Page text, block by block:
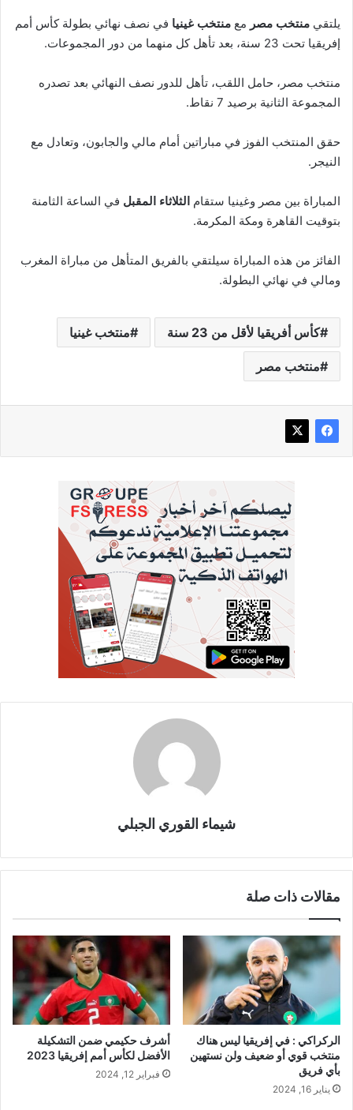
يلتقي منتخب مصر مع منتخب غينيا في نصف نهائي بطولة كأس أمم
إفريقيا تحت 23 سنة، بعد تأهل كل منهما من دور المجموعات.
منتخب مصر، حامل اللقب، تأهل للدور نصف النهائي بعد تصدره
المجموعة الثانية برصيد 7 نقاط.
حقق المنتخب الفوز في مباراتين أمام مالي والجابون، وتعادل مع
النيجر.
المباراة بين مصر وغينيا ستقام الثلاثاء المقبل في الساعة الثامنة
بتوقيت القاهرة ومكة المكرمة.
الفائز من هذه المباراة سيلتقي بالفريق المتأهل من مباراة المغرب
ومالي في نهائي البطولة.
كأس أفريقيا لأقل من 23 سنة منتخب غينيا
منتخب مصر
شيماء القوري الجبلي
مقالات ذات صلة
الركراكي : في إفريقيا ليس هناك
منتخب قوي أو ضعيف ولن نستهين
بأي فريق
يناير 16, 2024
أشرف حكيمي ضمن التشكيلة
الأفضل لكأس أمم إفريقيا 2023
فبراير 12, 2024